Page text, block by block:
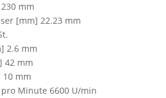
mm
[mm] 22.23 mm
2.6 mm
42 mm
mm
Minute 6600 U/min